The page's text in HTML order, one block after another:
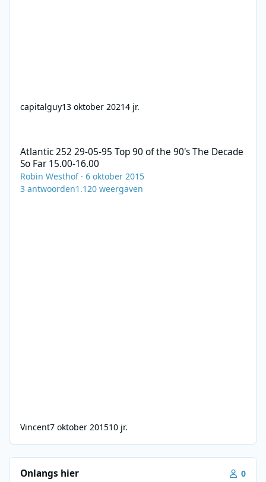
capitalguy13 oktober 20214 jr.
Atlantic 252 29-05-95 Top 90 of the 90's The Decade
So Far 15.00-16.00
Robin Westhof·6 oktober 2015
3 antwoorden1.120 weergaven
Vincent7 oktober 201510 jr.
Onlangs hier 0